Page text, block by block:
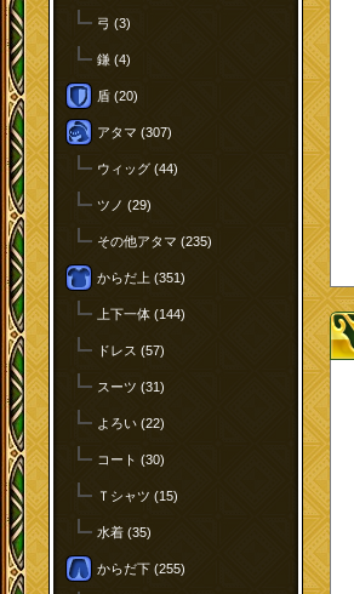
弓 (3)
鎌 (4)
盾 (20)
アタマ (307)
ウィッグ (44)
ツノ (29)
その他アタマ (235)
からだ上 (351)
上下一体 (144)
ドレス (57)
スーツ (31)
よろい (22)
コート (30)
Ｔシャツ (15)
水着 (35)
からだ下 (255)